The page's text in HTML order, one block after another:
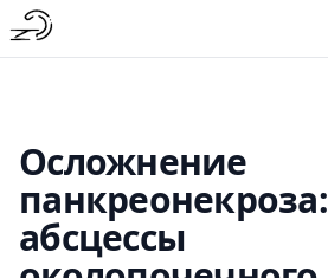
Осложнение
панкреонекроза:
абсцессы